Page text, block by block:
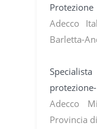
Protezione
Adecco
Barletta-
Adecco
Provincia